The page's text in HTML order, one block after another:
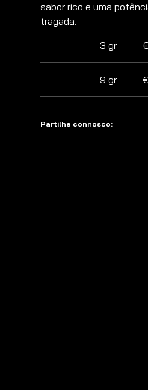
sabor rico e uma
tragada.
3 gr
9 gr
Partilhe connosco: